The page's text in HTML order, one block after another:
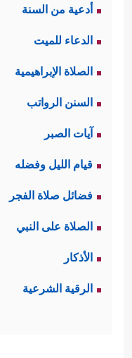
أدعية من السنة
الدعاء للميت
الصلاة الإبراهيمية
السنن الرواتب
آيات الصبر
قيام الليل وفضله
فضائل صلاة الفجر
الصلاة على النبي
الأذكار
الرقية الشرعية